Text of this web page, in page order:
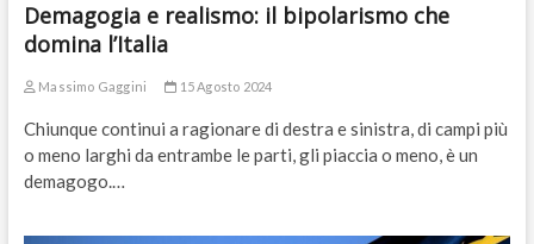
Demagogia e realismo: il bipolarismo che
domina l’Italia
Massimo Gaggini 15 Agosto 2024
Chiunque continui a ragionare di destra e sinistra, di campi più
o meno larghi da entrambe le parti, gli piaccia o meno, è un
demagogo.…